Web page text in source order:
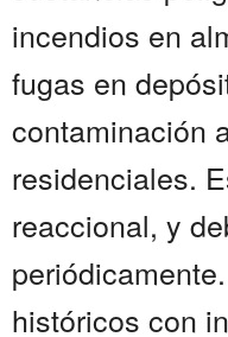
incendios en
fugas en
contaminación
residenciales.
reaccional, y
históricos con